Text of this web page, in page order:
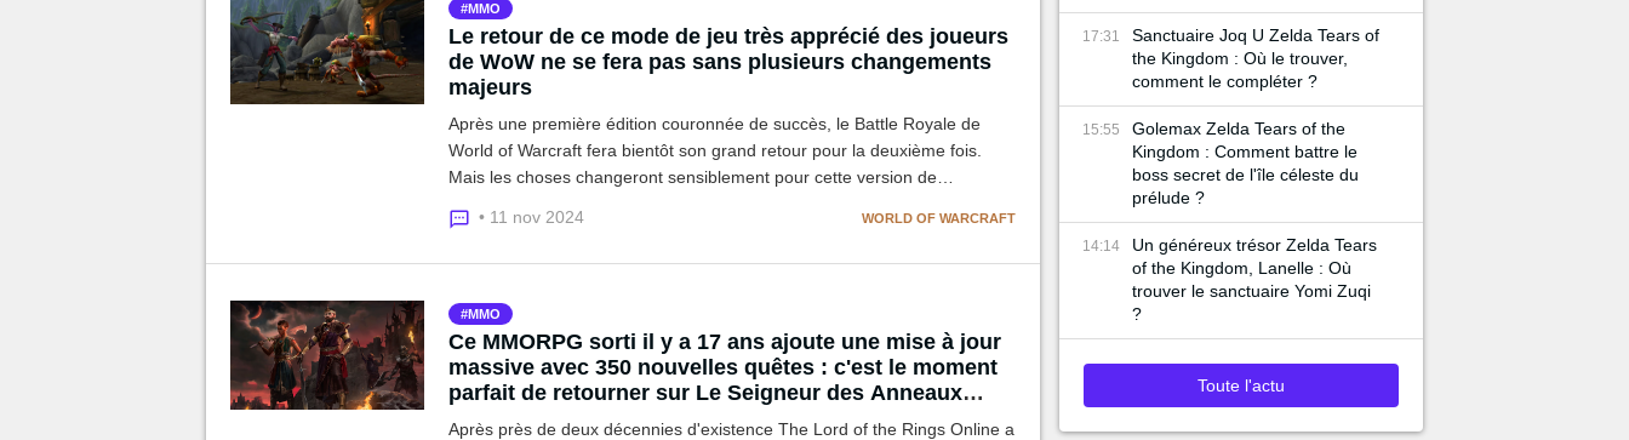
MMO
Le retour de ce mode de jeu très apprécié des joueurs
de WoW ne se fera pas sans plusieurs changements
majeurs
Après une première édition couronnée de succès, le Battle Royale de
World of Warcraft fera bientôt son grand retour pour la deuxième fois.
Mais les choses changeront sensiblement pour cette version de
récompenses !
• 11 nov 2024 WORLD OF WARCRAFT
MMO
Ce MMORPG sorti il y a 17 ans ajoute une mise à jour
massive avec 350 nouvelles quêtes : c'est le moment
parfait de retourner sur Le Seigneur des Anneaux
Online
Après près de deux décennies d'existence The Lord of the Rings Online a
17:31
Sanctuaire Joq U Zelda Tears of
the Kingdom : Où le trouver,
comment le compléter ?
15:55
Golemax Zelda Tears of the
Kingdom : Comment battre le
boss secret de l'île céleste du
prélude ?
14:14
Un généreux trésor Zelda Tears
of the Kingdom, Lanelle : Où
trouver le sanctuaire Yomi Zuqi
?
Toute l'actu